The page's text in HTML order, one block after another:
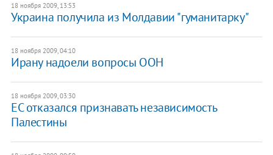
18 ноября 2009, 13:53
Украина получила из Молдавии "гуманитарку"
18 ноября 2009, 04:10
Ирану надоели вопросы ООН
18 ноября 2009, 03:30
ЕС отказался признавать независимость
Палестины